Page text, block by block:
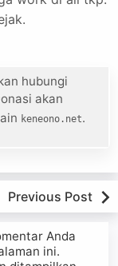
hubungi
akan
keneono.net.
Previous Post
Anda
ini.